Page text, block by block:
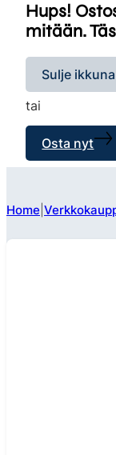
Hups!
mitään.
Sulje ikkuna
tai
Osta nyt
Home